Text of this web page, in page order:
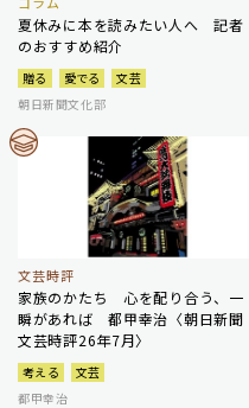
夏休みに本を読みたい人へ 記者
のおすすめ紹介
贈る 愛でる
文芸
朝日新聞文化部
文芸時評
家族のかたち 心を配り合う、一
瞬があれば 都甲幸治〈朝日新聞
文芸時評26年7月〉
考える
文芸
都甲幸治